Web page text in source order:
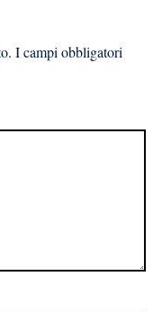
I campi obbligatori